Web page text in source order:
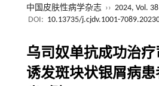
中国皮肤性病学杂志 ›› 2024, Vol. 38
DOI: 10.13735/j.cjdv.1001-
乌司奴单抗成功治
诱发斑块状银屑病